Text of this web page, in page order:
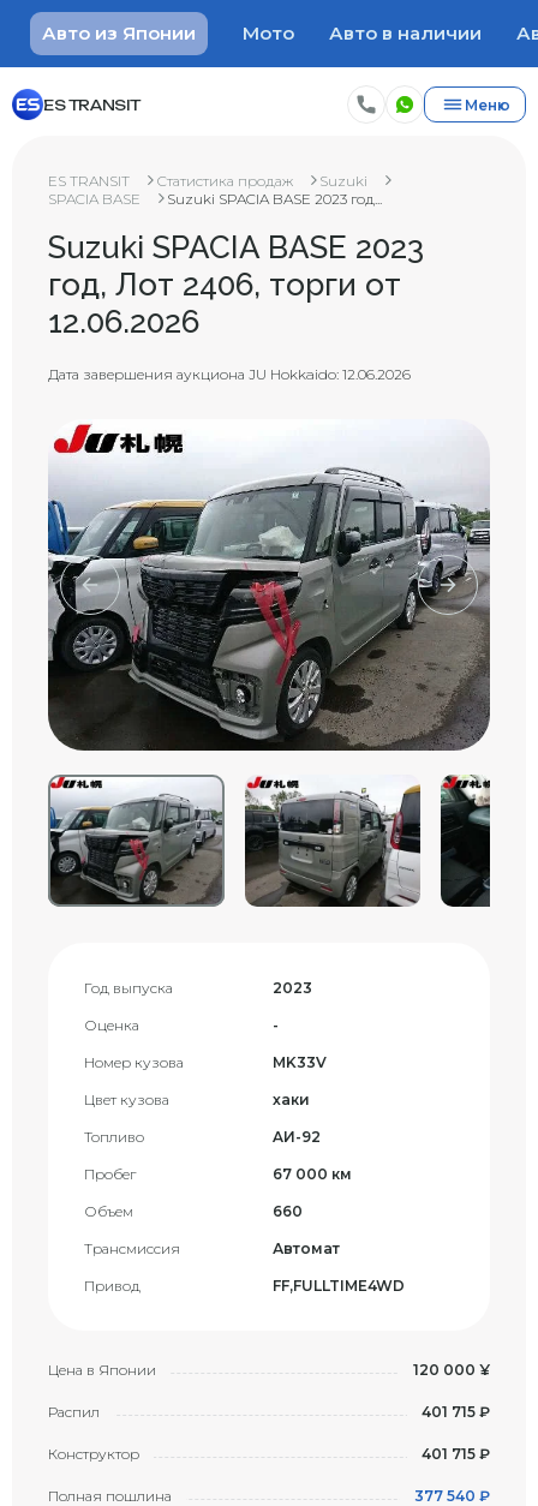
Авто из Японии Мото Авто в наличии
ES TRANSIT Меню
ES TRANSIT Статистика продаж
Suzuki
SPACIA BASE
Suzuki SPACIA BASE 2023 год...
Suzuki SPACIA BASE 2023
год, Лот 2406, торги от
12.06.2026
Дата завершения аукциона JU Hokkaido: 12.06.2026
Год выпуска 2023
Оценка -
Номер кузова MK33V
Цвет кузова хаки
Топливо AИ-92
Пробег 67 000 км
Объем 660
Трансмиссия Автомат
Привод FF,FULLTIME4WD
Цена в Японии 120 000 ¥
Распил 401 715 ₽
Конструктор 401 715 ₽
Полная пошлина 377 540 ₽